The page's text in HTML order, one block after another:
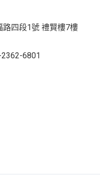
四段1號 禮賢樓7樓
6801